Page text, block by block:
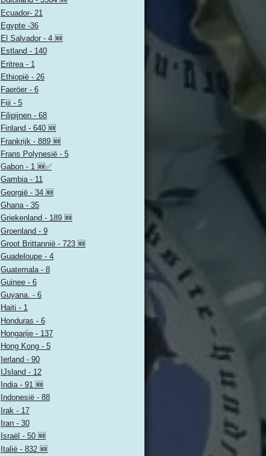
Ecuador- 21
Egypte -36
El Salvador - 4 🆕
Estland - 140
Eritrea - 1
Ethiopië - 26
Faeröer - 6
Fiji - 5
Filipijnen - 68
Finland - 640 🆕
Frankrijk - 889 🆕
Frans Polynesië - 5
Gabon - 1 🆕✅
Gambia - 11
Georgië - 34 🆕
Ghana - 35
Griekenland - 189 🆕
Groenland - 9
Groot Brittannië - 723 🆕
Guadeloupe - 4
Guatemala - 8
Guinee - 6
Guyana. - 6
Haiti - 1
Honduras - 6
Hongarije - 137
Hong Kong - 5
Ierland - 90
IJsland - 12
India - 91 🆕
Indonesië - 88
Irak - 17
Iran - 30
Israël - 50 🆕
Italië - 832 🆕